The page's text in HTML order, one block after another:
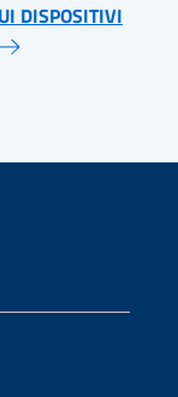
DISPOSITIVI